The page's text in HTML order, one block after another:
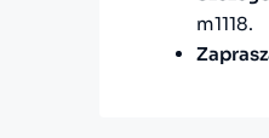
m1118.